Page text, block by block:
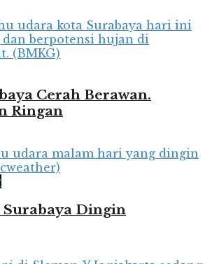
Cerah Berawan.
Ringan
Dingin